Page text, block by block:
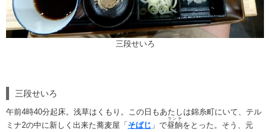
三段せいろ
三段せいろ
午前4時40分起床。浅草はくもり。この日もあたしは錦糸町にいて、テル
ミナ2の中に新しく出来た蕎麦屋「 そばじ 」で昼餉
ランチ
をとった。そう、元